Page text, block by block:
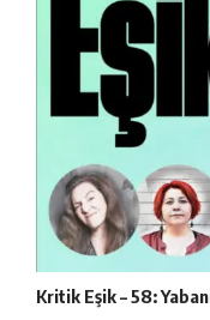
Kritik Eşik – 58: